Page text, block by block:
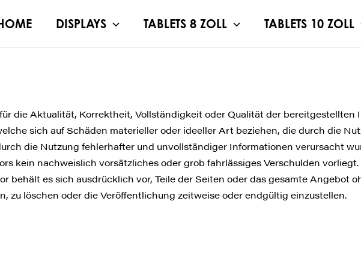
DISPLAYS TABLETS 8 ZOLL TABLETS 10 ZOLL
die Aktualität, Korrektheit, Vollständigkeit oder Qualität der bereitgestellten
sich auf Schäden materieller oder ideeller Art beziehen, die durch die
die Nutzung fehlerhafter und unvollständiger Informationen verursacht
kein nachweislich vorsätzliches oder grob fahrlässiges Verschulden
behält es sich ausdrücklich vor, Teile der Seiten oder das gesamte Angebot
zu löschen oder die Veröffentlichung zeitweise oder endgültig einzustellen.